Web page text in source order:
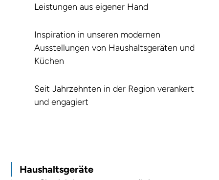
Leistungen aus eigener Hand
Inspiration in unseren modernen
Ausstellungen von Haushaltsgeräten und
Küchen
Seit Jahrzehnten in der Region verankert
und engagiert
Haushaltsgeräte